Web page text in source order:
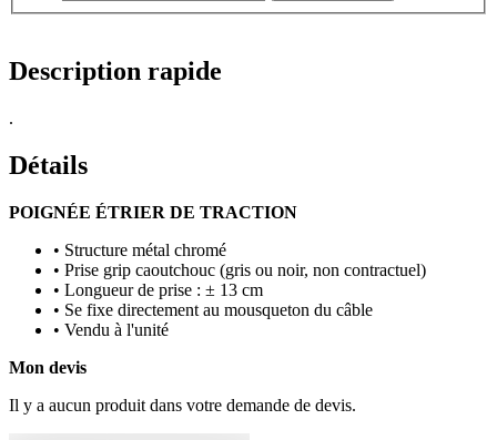
Description rapide
.
Détails
POIGNÉE ÉTRIER DE TRACTION
• Structure métal chromé
• Prise grip caoutchouc (gris ou noir, non contractuel)
• Longueur de prise : ± 13 cm
• Se fixe directement au mousqueton du câble
• Vendu à l'unité
Mon devis
Il y a aucun produit dans votre demande de devis.